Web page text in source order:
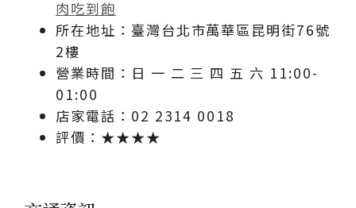
肉吃到飽
所在地址：臺灣台北市萬華區昆明街76號
2樓
營業時間：日 一 二 三 四 五 六 11:00-
01:00
店家電話：02 2314 0018
評價：★★★★